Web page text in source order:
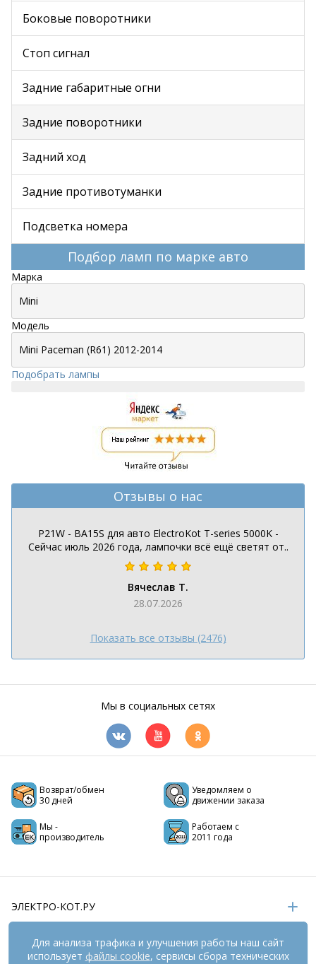
Боковые поворотники
Стоп сигнал
Задние габаритные огни
Задние поворотники
Задний ход
Задние противотуманки
Подсветка номера
Подбор ламп по марке авто
Марка
Модель
Подобрать лампы
Отзывы о нас
P21W - BA15S для авто ElectroKot T-series 5000K -
Сейчас июль 2026 года, лампочки всё ещё светят от..
Вячеслав Т.
28.07.2026
Показать все отзывы (2476)
Мы в социальных сетях
Возврат/обмен
30 дней
Уведомляем о
движении заказа
Мы -
производитель
Работаем с
2011 года
ЭЛЕКТРО-КОТ.РУ
ИНФОРМАЦИЯ
Для анализа трафика и улучшения работы наш сайт
использует файлы cookie, сервисы сбора технических